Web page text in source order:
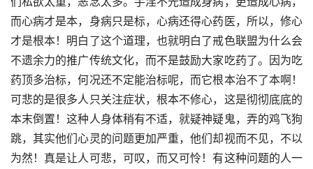
而心病才是本，身病只是标，心病还得心药医，所以，修心
才是根本！明白了这个道理，也就明白了戒色联盟为什么会
不遗余力的推广传统文化，而不是鼓励大家吃药了。因为吃
药顶多治标，何况还不定能治标呢，而它根本治不了本啊！
可悲的是很多人只关注症状，根本不修心，这是彻彻底底的
本末倒置！这种人身体稍有不适，就疑神疑鬼，弄的鸡飞狗
跳，其实他们心灵的问题更加严重，他们却视而不见，不以
为然！真是让人可悲，可叹，而又可怜！有这种问题的人一